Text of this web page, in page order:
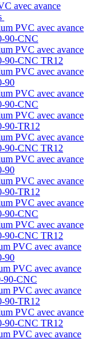
avec avance
PVC avec avance
90-CNC
PVC avec avance
90-CNC TR12
PVC avec avance
90
PVC avec avance
90-CNC
PVC avec avance
90-TR12
PVC avec avance
90-CNC TR12
PVC avec avance
90
PVC avec avance
90-TR12
PVC avec avance
90-CNC
PVC avec avance
90-CNC TR12
PVC avec avance
90
PVC avec avance
90-CNC
PVC avec avance
90-TR12
PVC avec avance
90-CNC TR12
PVC avec avance